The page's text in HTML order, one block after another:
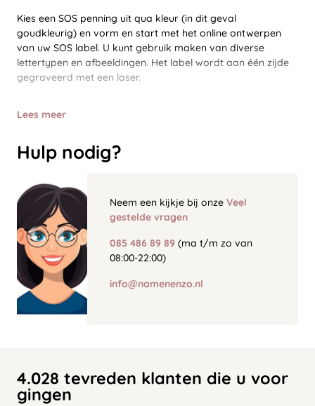
Kies een SOS penning uit qua kleur (in dit geval
goudkleurig) en vorm en start met het online ontwerpen
van uw SOS label. U kunt gebruik maken van diverse
lettertypen en afbeeldingen. Het label wordt aan één zijde
gegraveerd met een laser.
Lees meer
Hulp nodig?
Neem een kijkje bij onze Veel
gestelde vragen
085 486 89 89 (ma t/m zo van
08:00-22:00)
info@namenenzo.nl
4.028 tevreden klanten die u voor
gingen